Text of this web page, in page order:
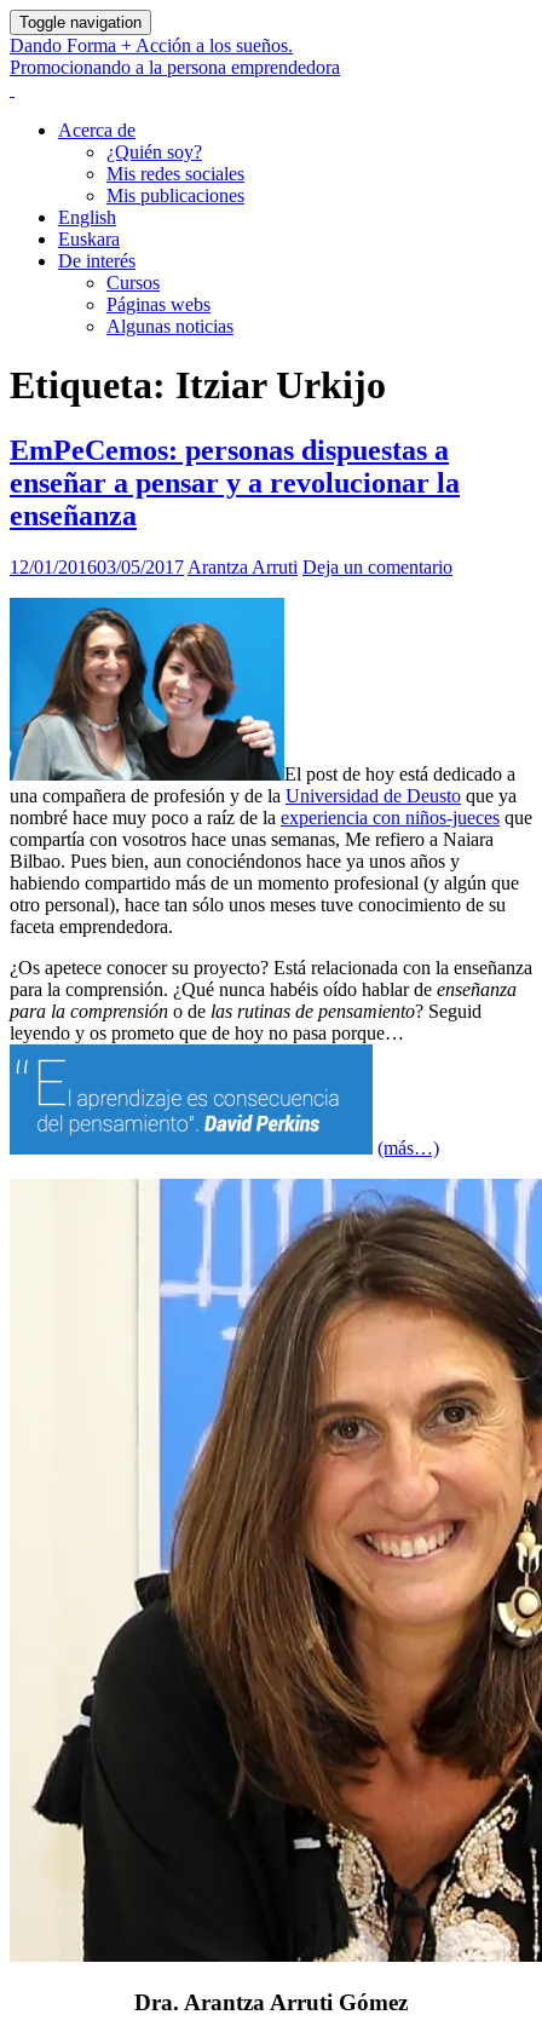
Toggle navigation
Dando Forma + Acción a los sueños.
Promocionando a la persona emprendedora
Acerca de
¿Quién soy?
Mis redes sociales
Mis publicaciones
English
Euskara
De interés
Cursos
Páginas webs
Algunas noticias
Etiqueta: Itziar Urkijo
EmPeCemos: personas dispuestas a
enseñar a pensar y a revolucionar la
enseñanza
12/01/201603/05/2017 Arantza Arruti Deja un comentario
El post de hoy está dedicado a
una compañera de profesión y de la Universidad de Deusto que ya
nombré hace muy poco a raíz de la experiencia con niños-jueces que
compartía con vosotros hace unas semanas, Me refiero a Naiara
Bilbao. Pues bien, aun conociéndonos hace ya unos años y
habiendo compartido más de un momento profesional (y algún que
otro personal), hace tan sólo unos meses tuve conocimiento de su
faceta emprendedora.
¿Os apetece conocer su proyecto? Está relacionada con la enseñanza
para la comprensión. ¿Qué nunca habéis oído hablar de enseñanza
para la comprensión o de las rutinas de pensamiento? Seguid
leyendo y os prometo que de hoy no pasa porque…
(más…)
Dra. Arantza Arruti Gómez